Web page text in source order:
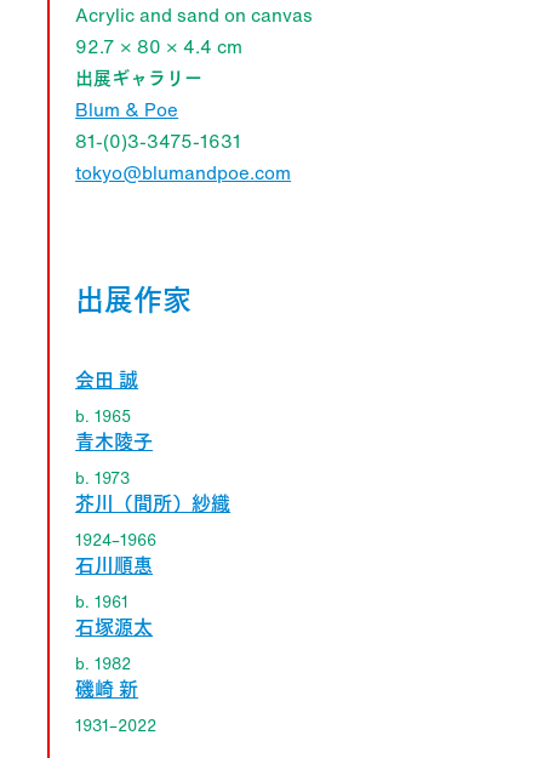
Acrylic and sand on canvas
92.7 × 80 × 4.4 cm
出展ギャラリー
Blum & Poe
81-(0)3-3475-1631
tokyo@blumandpoe.com
出展作家
会田 誠
b. 1965
青木陵子
b. 1973
芥川（間所）紗織
1924–1966
石川順惠
b. 1961
石塚源太
b. 1982
磯崎 新
1931–2022